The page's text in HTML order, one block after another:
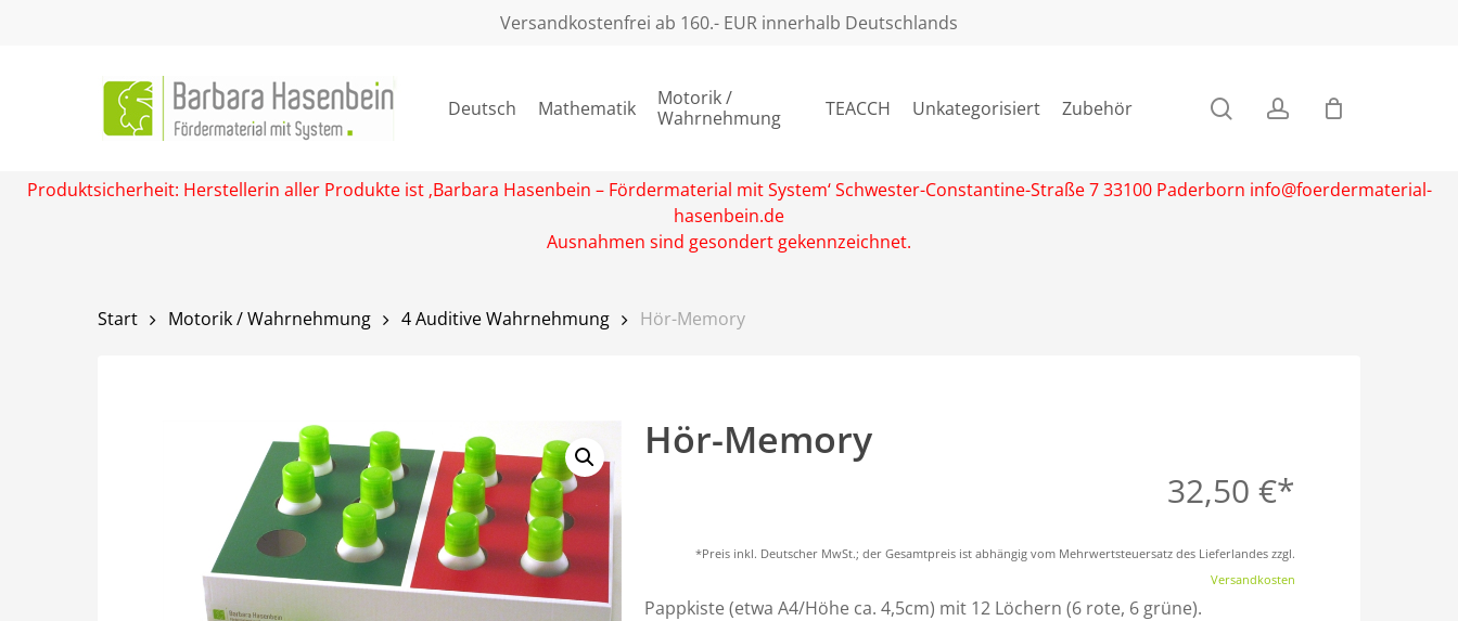
Versandkostenfrei ab 160.- EUR innerhalb Deutschlands
Drücken Sie die Eingabetaste, um zu suchen, oder ESC, um zu schließen.
Deutsch Mathematik
Motorik /
Wahrnehmung
TEACCH Unkategorisiert Zubehör searchaccount
Produktsicherheit: Herstellerin aller Produkte ist ‚Barbara Hasenbein – Fördermaterial mit System‘ Schwester-Constantine-Straße 7 33100 Paderborn info@foerdermaterial-
hasenbein.de
Ausnahmen sind gesondert gekennzeichnet.
Start Motorik / Wahrnehmung 4 Auditive Wahrnehmung Hör-Memory
Hör-Memory
32,50 €
*Preis inkl. Deutscher MwSt.; der Gesamtpreis ist abhängig vom Mehrwertsteuersatz des Lieferlandes zzgl.
Versandkosten
Pappkiste (etwa A4/Höhe ca. 4,5cm) mit 12 Löchern (6 rote, 6 grüne).